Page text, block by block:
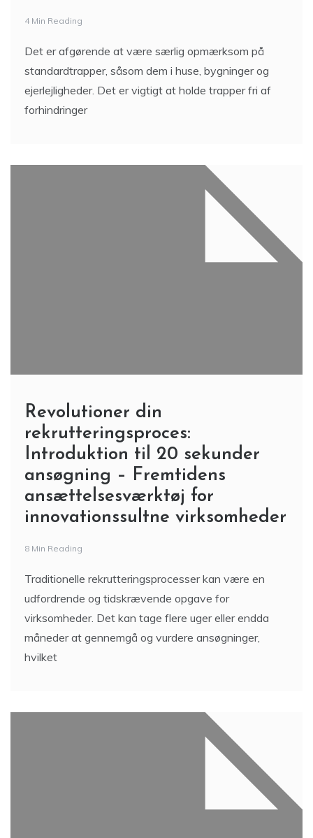
4 Min Reading
Det er afgørende at være særlig opmærksom på
standardtrapper, såsom dem i huse, bygninger og
ejerlejligheder. Det er vigtigt at holde trapper fri af
forhindringer
Revolutioner din
rekrutteringsproces:
Introduktion til 20 sekunder
ansøgning – Fremtidens
ansættelsesværktøj for
innovationssultne virksomheder
8 Min Reading
Traditionelle rekrutteringsprocesser kan være en
udfordrende og tidskrævende opgave for
virksomheder. Det kan tage flere uger eller endda
måneder at gennemgå og vurdere ansøgninger,
hvilket